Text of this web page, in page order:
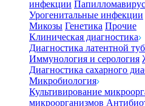
инфекции
Урогенитальные инфекции
Микозы Генетика Прочие
Клиническая диагностика
Диагностика латентной
Иммунология и серология
Диагностика сахарного
Микробиология
Культивирование
микроорганизмов